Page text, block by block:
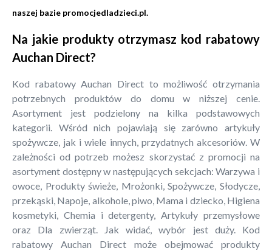
naszej bazie promocjedladzieci.pl.
Na jakie produkty otrzymasz kod rabatowy
Auchan Direct?
Kod rabatowy Auchan Direct to możliwość otrzymania
potrzebnych produktów do domu w niższej cenie.
Asortyment jest podzielony na kilka podstawowych
kategorii. Wśród nich pojawiają się zarówno artykuły
spożywcze, jak i wiele innych, przydatnych akcesoriów. W
zależności od potrzeb możesz skorzystać z promocji na
asortyment dostępny w następujących sekcjach: Warzywa i
owoce, Produkty świeże, Mrożonki, Spożywcze, Słodycze,
przekąski, Napoje, alkohole, piwo, Mama i dziecko, Higiena
kosmetyki, Chemia i detergenty, Artykuły przemysłowe
oraz Dla zwierząt. Jak widać, wybór jest duży. Kod
rabatowy Auchan Direct może obejmować produkty